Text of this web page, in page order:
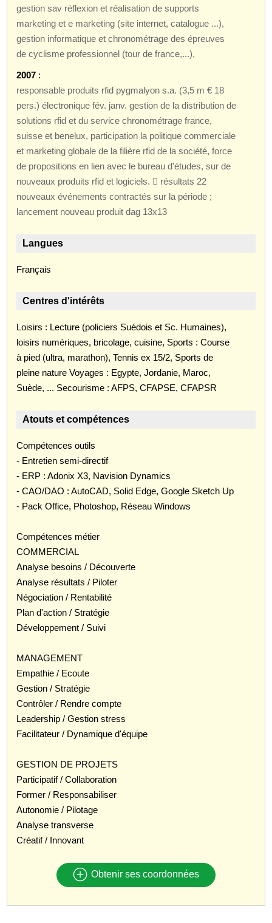
gestion sav réflexion et réalisation de supports
marketing et e marketing (site internet, catalogue ...),
gestion informatique et chronométrage des épreuves
de cyclisme professionnel (tour de france,...),
2007 :
responsable produits rfid pygmalyon s.a. (3,5 m € 18
pers.) électronique fév. janv. gestion de la distribution de
solutions rfid et du service chronométrage france,
suisse et benelux, participation la politique commerciale
et marketing globale de la filière rfid de la société, force
de propositions en lien avec le bureau d'études, sur de
nouveaux produits rfid et logiciels.  résultats 22
nouveaux événements contractés sur la période ;
lancement nouveau produit dag 13x13
Langues
Français
Centres d'intérêts
Loisirs : Lecture (policiers Suédois et Sc. Humaines),
loisirs numériques, bricolage, cuisine, Sports : Course
à pied (ultra, marathon), Tennis ex 15/2, Sports de
pleine nature Voyages : Egypte, Jordanie, Maroc,
Suède, ... Secourisme : AFPS, CFAPSE, CFAPSR
Atouts et compétences
Compétences outils
- Entretien semi-directif
- ERP : Adonix X3, Navision Dynamics
- CAO/DAO : AutoCAD, Solid Edge, Google Sketch Up
- Pack Office, Photoshop, Réseau Windows
Compétences métier
COMMERCIAL
Analyse besoins / Découverte
Analyse résultats / Piloter
Négociation / Rentabilité
Plan d'action / Stratégie
Développement / Suivi
MANAGEMENT
Empathie / Ecoute
Gestion / Stratégie
Contrôler / Rendre compte
Leadership / Gestion stress
Facilitateur / Dynamique d'équipe
GESTION DE PROJETS
Participatif / Collaboration
Former / Responsabiliser
Autonomie / Pilotage
Analyse transverse
Créatif / Innovant
Obtenir ses coordonnées